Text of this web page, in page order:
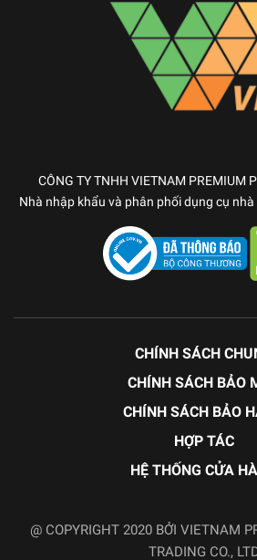
CÔNG TY TNHH VIETNAM PREMIUM
Nhà nhập khẩu và phân phối dụng cụ
CHÍNH SÁCH
CHÍNH SÁCH BẢO
CHÍNH SÁCH BẢO
HỢP TÁC
HỆ THỐNG CỬA
@ COPYRIGHT 2020 BỞI VIETNAM
TRADING CO.,